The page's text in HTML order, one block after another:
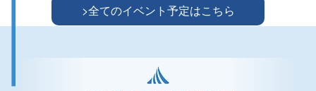
>全てのイベント予定はこちら